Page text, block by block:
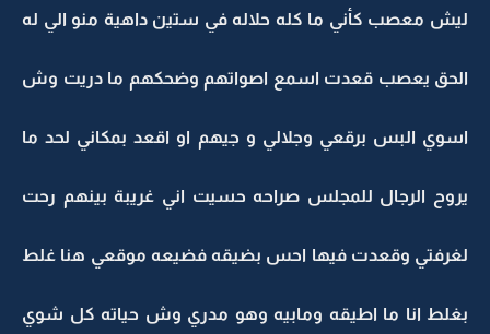
ليش معصب كأني ما كله حلاله في ستين داهية منو الي له
الحق يعصب قعدت اسمع اصواتهم وضحكهم ما دريت وش
اسوي البس برقعي وجلالي و جيهم او اقعد بمكاني لحد ما
يروح الرجال للمجلس صراحه حسيت اني غريبة بينهم رحت
لغرفتي وقعدت فيها احس بضيقه فضيعه موقعي هنا غلط
بغلط انا ما اطيقه ومابيه وهو مدري وش حياته كل شوي